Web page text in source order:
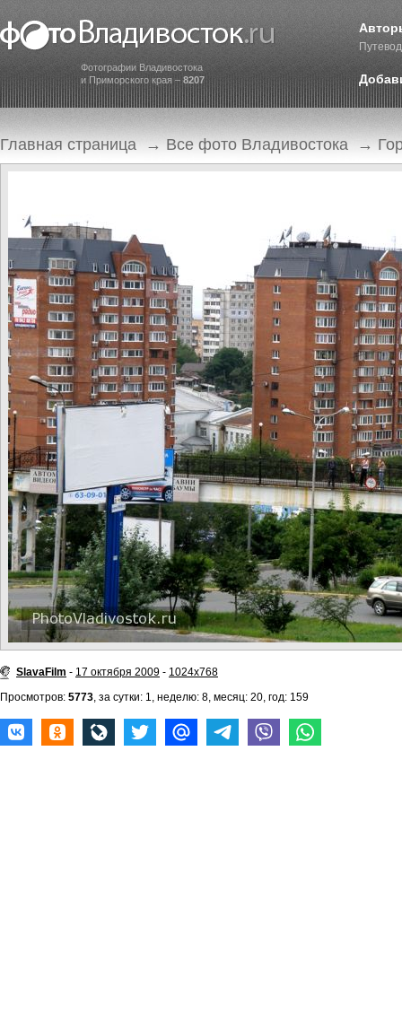
Фотографии Владивостока
и Приморского края – 8207
Главная страница → Все фото Владивостока →
SlavaFilm - 17 октября 2009 - 1024x768
Просмотров: 5773, за сутки: 1, неделю: 8, месяц: 20, год: 159